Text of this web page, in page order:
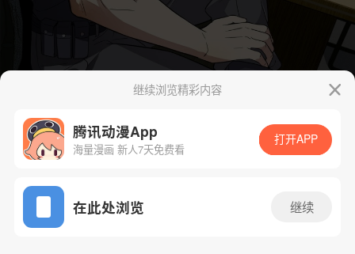
App免费看
继续浏览精彩内容
腾讯动漫App
海量漫画 新人7天免费看
打开APP
在此处浏览 继续